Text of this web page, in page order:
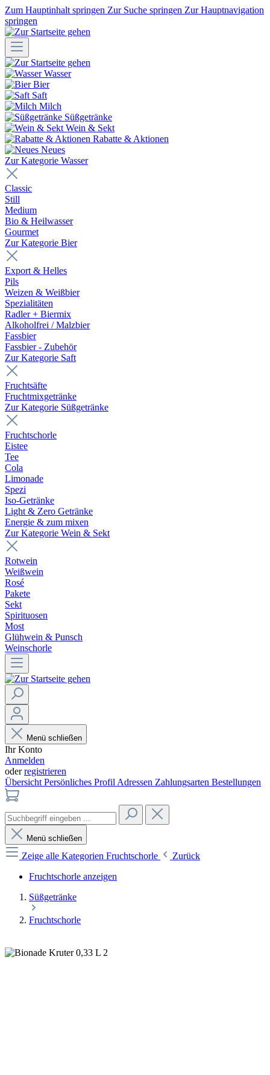
Zum Hauptinhalt springen Zur Suche springen Zur Hauptnavigation
springen
Wasser
Bier
Saft
Milch
Süßgetränke
Wein & Sekt
Rabatte & Aktionen
Neues
Zur Kategorie Wasser
Classic
Still
Medium
Bio & Heilwasser
Gourmet
Zur Kategorie Bier
Export & Helles
Pils
Weizen & Weißbier
Spezialitäten
Radler + Biermix
Alkoholfrei / Malzbier
Fassbier
Fassbier - Zubehör
Zur Kategorie Saft
Fruchtsäfte
Fruchtmixgetränke
Zur Kategorie Süßgetränke
Fruchtschorle
Eistee
Tee
Cola
Limonade
Spezi
Iso-Getränke
Light & Zero Getränke
Energie & zum mixen
Zur Kategorie Wein & Sekt
Rotwein
Weißwein
Rosé
Pakete
Sekt
Spirituosen
Most
Glühwein & Punsch
Weinschorle
Menü schließen
Ihr Konto
Anmelden
oderregistrieren
Übersicht Persönliches Profil Adressen Zahlungsarten Bestellungen
Menü schließen
Zeige alle Kategorien Fruchtschorle
Zurück
Fruchtschorle anzeigen
Süßgetränke
Fruchtschorle